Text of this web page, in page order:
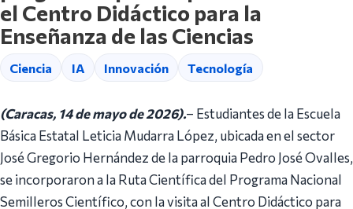
el Centro Didáctico para la
Enseñanza de las Ciencias
Ciencia IA Innovación Tecnología
(Caracas, 14 de mayo de 2026).– Estudiantes de la Escuela
Básica Estatal Leticia Mudarra López, ubicada en el sector
José Gregorio Hernández de la parroquia Pedro José Ovalles,
se incorporaron a la Ruta Científica del Programa Nacional
Semilleros Científico, con la visita al Centro Didáctico para